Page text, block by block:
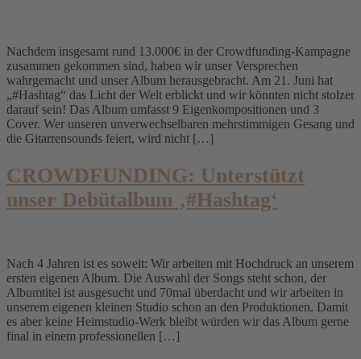
Nachdem insgesamt rund 13.000€ in der Crowdfunding-Kampagne
zusammen gekommen sind, haben wir unser Versprechen
wahrgemacht und unser Album herausgebracht. Am 21. Juni hat
„#Hashtag“ das Licht der Welt erblickt und wir könnten nicht stolzer
darauf sein! Das Album umfasst 9 Eigenkompositionen und 3
Cover. Wer unseren unverwechselbaren mehrstimmigen Gesang und
die Gitarrensounds feiert, wird nicht […]
CROWDFUNDING: Unterstützt
unser Debütalbum ‚#Hashtag‘
Nach 4 Jahren ist es soweit: Wir arbeiten mit Hochdruck an unserem
ersten eigenen Album. Die Auswahl der Songs steht schon, der
Albumtitel ist ausgesucht und 70mal überdacht und wir arbeiten in
unserem eigenen kleinen Studio schon an den Produktionen. Damit
es aber keine Heimstudio-Werk bleibt würden wir das Album gerne
final in einem professionellen […]